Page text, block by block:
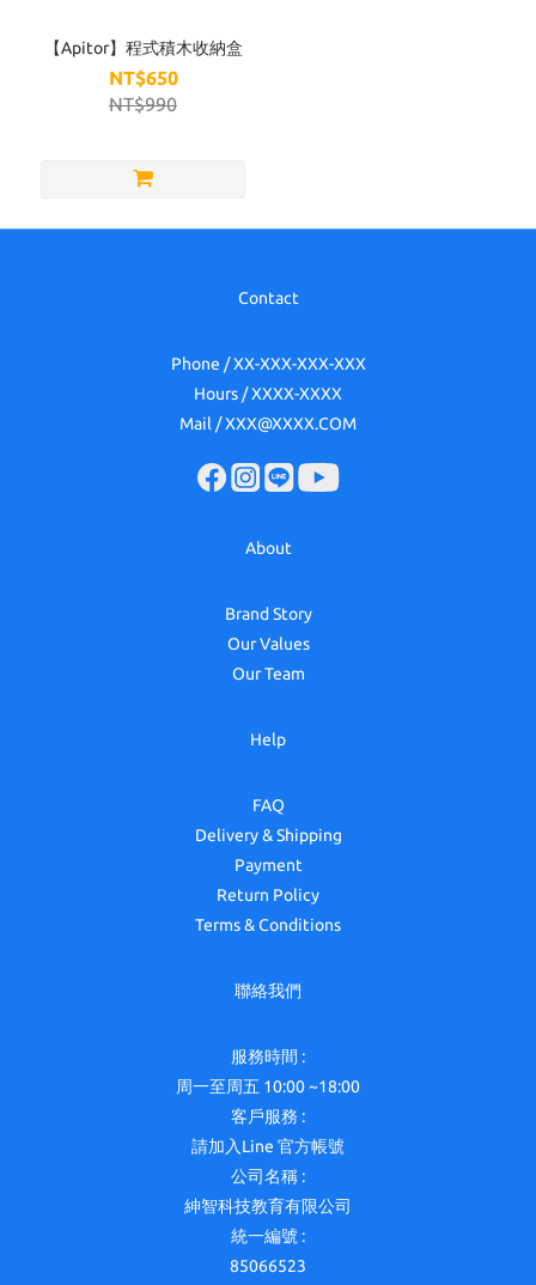
【Apitor】程式積木收納盒
NT$650
NT$990
Contact
Phone / XX-XXX-XXX-XXX
Hours / XXXX-XXXX
Mail / XXX@XXXX.COM
About
Brand Story
Our Values
Our Team
Help
FAQ
Delivery & Shipping
Payment
Return Policy
Terms & Conditions
聯絡我們
服務時間 :
周一至周五 10:00 ~18:00
客戶服務 :
請加入Line 官方帳號
公司名稱 :
紳智科技教育有限公司
統一編號 :
85066523